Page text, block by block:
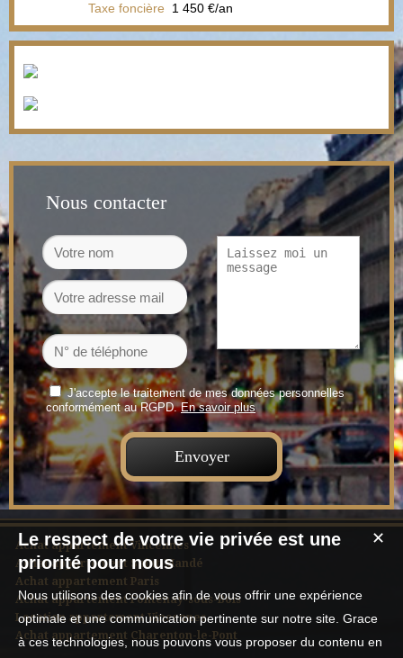
Taxe foncière
1 450 €/an
Nous contacter
J'accepte le traitement de mes données personnelles
conformément au RGPD. En savoir plus
Achat appartement Vincennes
Achat appartement Saint-Mandé
Achat appartement Paris
Achat appartement Fontenay-sous-Bois
Location appartement Vincennes
Achat appartement Charenton-le-Pont
✕
Le respect de votre vie privée est une
priorité pour nous
Nous utilisons des cookies afin de vous offrir une expérience
optimale et une communication pertinente sur notre site. Grace
à ces technologies, nous pouvons vous proposer du contenu en